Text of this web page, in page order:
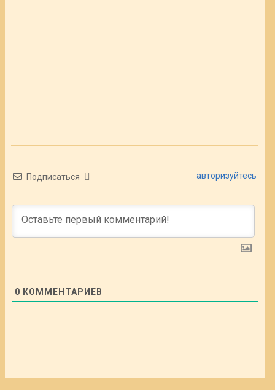
Подписаться авторизуйтесь
0 КОММЕНТАРИЕВ